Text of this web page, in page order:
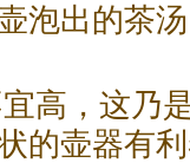
泡出的茶
高，这乃
的壶器有